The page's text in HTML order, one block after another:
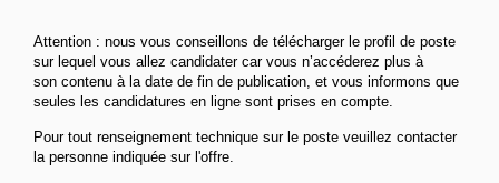
Attention : nous vous conseillons de télécharger le profil de poste
sur lequel vous allez candidater car vous n’accéderez plus à
son contenu à la date de fin de publication, et vous informons que
seules les candidatures en ligne sont prises en compte.
Pour tout renseignement technique sur le poste veuillez contacter
la personne indiquée sur l'offre.